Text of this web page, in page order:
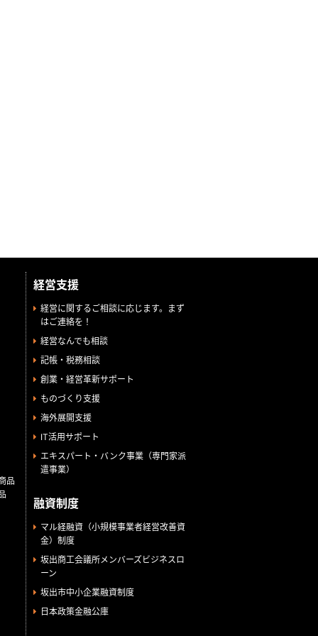
品
経営支援
経営に関するご相談に応じます。まず
はご連絡を！
経営なんでも相談
記帳・税務相談
創業・経営革新サポート
ものづくり支援
海外展開支援
IT活用サポート
エキスパート・バンク事業（専門家派
遣事業）
融資制度
マル経融資（小規模事業者経営改善資
金）制度
坂出商工会議所メンバーズビジネスロ
ーン
坂出市中小企業融資制度
日本政策金融公庫